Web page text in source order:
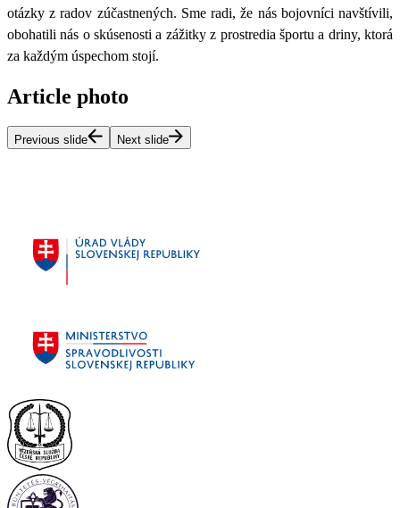
otázky z radov zúčastnených. Sme radi, že nás bojovníci navštívili,
obohatili nás o skúsenosti a zážitky z prostredia športu a driny, ktorá
za každým úspechom stojí.
Article photo
Previous slide Next slide